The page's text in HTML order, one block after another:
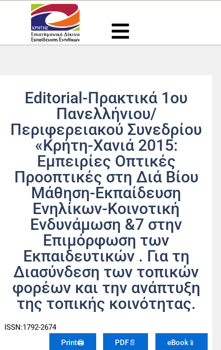
Μετάβαση
περιεχόμενο
Editorial-Πρακτικά 1ου
Πανελλήνιου/
Περιφερειακού Συνεδρίου
«Κρήτη-Χανιά 2015:
Εμπειρίες Οπτικές
Προοπτικές στη Διά Βίου
Μάθηση-Εκπαίδευση
Ενηλίκων-Κοινοτική
Ενδυνάμωση &7 στην
Επιμόρφωση των
Εκπαιδευτικών . Για τη
Διασύνδεση των τοπικών
φορέων και την ανάπτυξη
της τοπικής κοινότητας.
ISSN:1792-2674
Print🖨
PDF📄
eBook📱